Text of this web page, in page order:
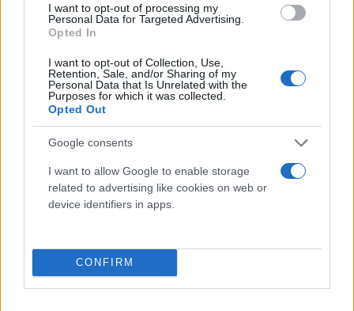
I want to opt-out of processing my
Personal Data for Targeted Advertising.
Opted In
I want to opt-out of Collection, Use,
Retention, Sale, and/or Sharing of my
Personal Data that Is Unrelated with the
Purposes for which it was collected.
Opted Out
Google consents
I want to allow Google to enable storage
related to advertising like cookies on web or
device identifiers in apps.
CONFIRM